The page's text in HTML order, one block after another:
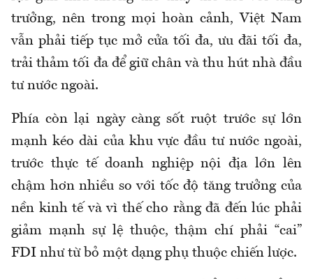
trưởng, nên trong mọi hoàn cảnh, Việt Nam
vẫn phải tiếp tục mở cửa tối đa, ưu đãi tối đa,
trải thảm tối đa để giữ chân và thu hút nhà đầu
tư nước ngoài.
Phía còn lại ngày càng sốt ruột trước sự lớn
mạnh kéo dài của khu vực đầu tư nước ngoài,
trước thực tế doanh nghiệp nội địa lớn lên
chậm hơn nhiều so với tốc độ tăng trưởng của
nền kinh tế và vì thế cho rằng đã đến lúc phải
giảm mạnh sự lệ thuộc, thậm chí phải “cai”
FDI như từ bỏ một dạng phụ thuộc chiến lược.